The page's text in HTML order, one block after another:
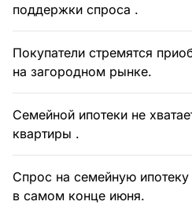
поддержки спроса .
Покупатели стремятся
на загородном рынке.
Семейной ипотеки не
квартиры .
Спрос на семейную
в самом конце июня.